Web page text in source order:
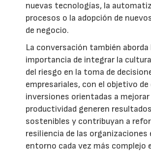
nuevas tecnologías, la
procesos o la adopción de
de negocio.
La conversación también aborda
importancia de integrar la
del riesgo en la toma de
empresariales, con el objetivo de
inversiones orientadas a mejorar
productividad generen resultados
sostenibles y contribuyan a
resiliencia de las organizaciones
entorno cada vez más complejo